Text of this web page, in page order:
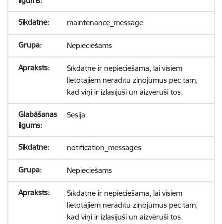
maintenance_message
Nepieciešams
Sīkdatne ir nepieciešama, lai visiem
lietotājiem nerādītu ziņojumus pēc tam,
kad viņi ir izlasījuši un aizvēruši tos.
Sesija
notification_messages
Nepieciešams
Sīkdatne ir nepieciešama, lai visiem
lietotājiem nerādītu ziņojumus pēc tam,
kad viņi ir izlasījuši un aizvēruši tos.